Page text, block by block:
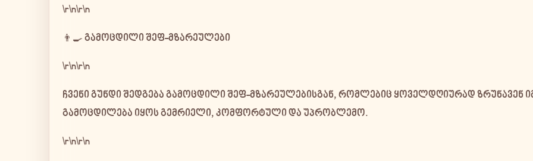
\r\n\r\n
👨‍🍳 გამოცდილი შეფ-მზარეულები
\r\n\r\n
ჩვენი გუნდი შედგება გამოცდილი შეფ-მზარეულებისგან, რომლებიც ყოველდღიურად ზრუნავენ
გამოცდილება იყოს გემრიელი, კომფორტული და უპრობლემო.
\r\n\r\n